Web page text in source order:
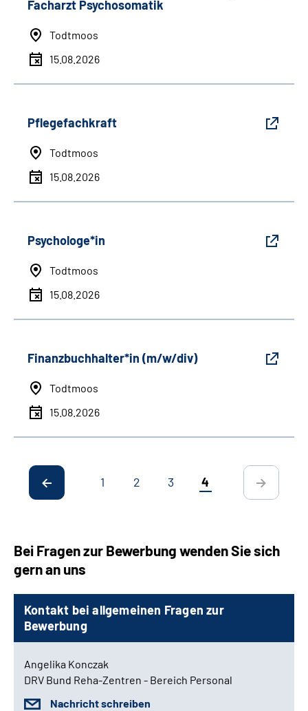
Facharzt Psychosomatik
Todtmoos
15.08.2026
Pflegefachkraft
Todtmoos
15.08.2026
Psychologe*in
Todtmoos
15.08.2026
Finanzbuchhalter*in (m/w/div)
Todtmoos
15.08.2026
1 2 3 4
Bei Fragen zur Bewerbung wenden Sie sich
gern an uns
Kontakt bei allgemeinen Fragen zur
Bewerbung
Angelika Konczak
DRV Bund Reha-Zentren - Bereich Personal
Nachricht schreiben